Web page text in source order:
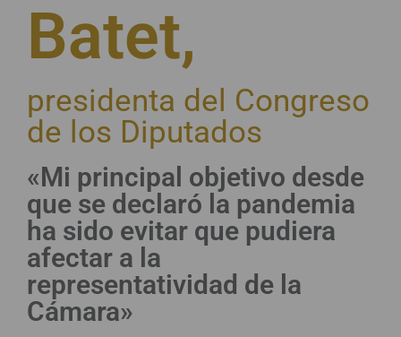
Batet,
presidenta del Congreso
de los Diputados
«Mi principal objetivo desde
que se declaró la pandemia
ha sido evitar que pudiera
afectar a la
representatividad de la
Cámara»